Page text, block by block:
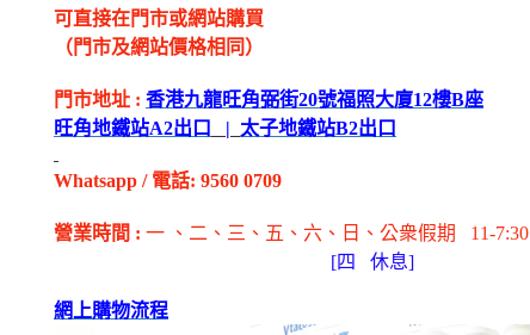
可直接在門市或網站購買
（門市及網站價格相同）
門市地址 : 香港九龍旺角弼街20號福照大廈12樓B座
旺角地鐵站A2出 口 | 太子地鐵站B2出 口
Whatsapp / 電話: 9560 0709
營業時間 : 一 、二、三、五 、六 、日 、公衆假期
11-7:30
[四 休息]
網上購物流程